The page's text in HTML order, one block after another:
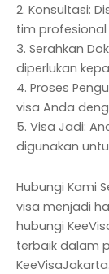
2. Konsultasi:
tim profesional
3. Serahkan
diperlukan
4. Proses
visa Anda
5. Visa Jadi:
digunakan
Hubungi Kami
visa menjadi
hubungi
terbaik dalam